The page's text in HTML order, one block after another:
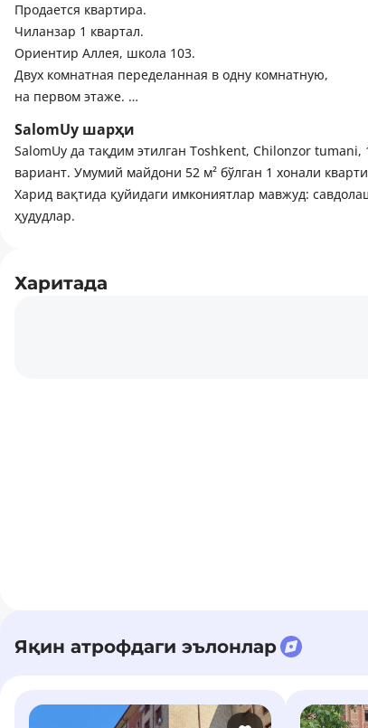
Продается квартира.
Чиланзар 1 квартал.
Ориентир Аллея, школа 103.
Двух комнатная переделанная в одну комнатную,
на первом этаже.
Общая площадь 52 м².
Без балкона.
Санузел совмещённый.
Квартира чистая уютная.
Мебель техника остаётся.
SalomUy шарҳи
SalomUy да тақдим этилган Toshkent, Chilonzor
вариант. Умумий майдони 52 м² бўлган 1 хонали
Харид вақтида қуйидаги имкониятлар мавжуд:
ҳудудлар.
Харитада
Яқин атрофдаги эълонлар